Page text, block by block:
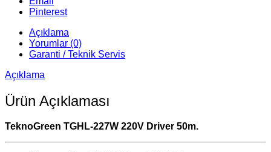
Pinterest
Açıklama
Yorumlar (0)
Garanti / Teknik Servis
Açıklama
Ürün Açıklaması
TeknoGreen TGHL-227W 220V Driver 50m.